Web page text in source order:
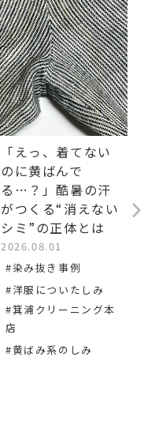
「えっ、着てない
のに黄ばんで
る…？」酷暑の汗
がつくる“消えない
シミ”の正体とは
2026.08.01
#染み抜き事例
#洋服についたしみ
#箕浦クリーニング本
店
#黄ばみ系のしみ